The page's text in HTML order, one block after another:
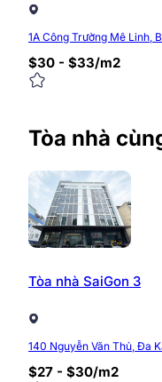
1A Công Trường Mê Linh,
$30 - $33/m2
Tòa nhà
Tòa nhà SaiGon 3
140 Nguyễn Văn Thủ, Đa
$27 - $30/m2